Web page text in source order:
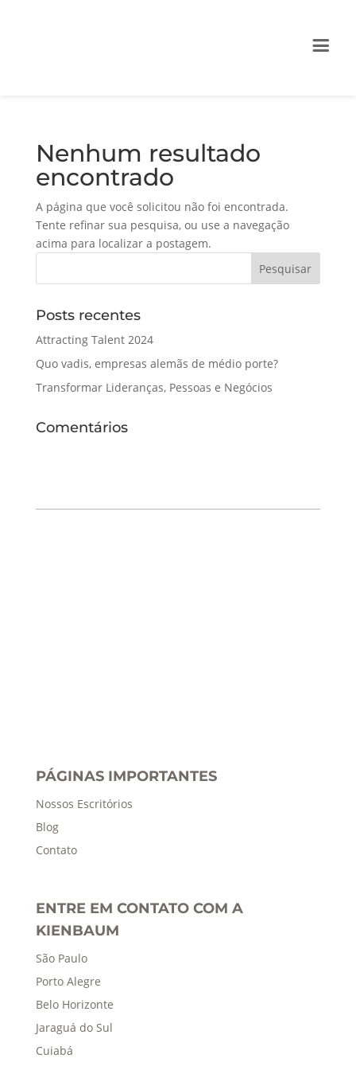
Nenhum resultado
encontrado
A página que você solicitou não foi encontrada.
Tente refinar sua pesquisa, ou use a navegação
acima para localizar a postagem.
Posts recentes
Attracting Talent 2024
Quo vadis, empresas alemãs de médio porte?
Transformar Lideranças, Pessoas e Negócios
Comentários
PÁGINAS IMPORTANTES
Nossos Escritórios
Blog
Contato
ENTRE EM CONTATO COM A
KIENBAUM
São Paulo
Porto Alegre
Belo Horizonte
Jaraguá do Sul
Cuiabá